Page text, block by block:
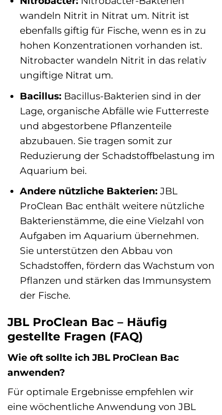
wandeln Nitrit in Nitrat um. Nitrit ist
ebenfalls giftig für Fische, wenn es in zu
hohen Konzentrationen vorhanden ist.
Nitrobacter wandeln Nitrit in das relativ
ungiftige Nitrat um.
Bacillus:Bacillus-Bakterien sind in der
Lage, organische Abfälle wie Futterreste
und abgestorbene Pflanzenteile
abzubauen. Sie tragen somit zur
Reduzierung der Schadstoffbelastung im
Aquarium bei.
Andere nützliche Bakterien:JBL
ProClean Bac enthält weitere nützliche
Bakterienstämme, die eine Vielzahl von
Aufgaben im Aquarium übernehmen.
Sie unterstützen den Abbau von
Schadstoffen, fördern das Wachstum von
Pflanzen und stärken das Immunsystem
der Fische.
JBL ProClean Bac – Häufig
gestellte Fragen (FAQ)
Wie oft sollte ich JBL ProClean Bac
anwenden?
Für optimale Ergebnisse empfehlen wir
eine wöchentliche Anwendung von JBL